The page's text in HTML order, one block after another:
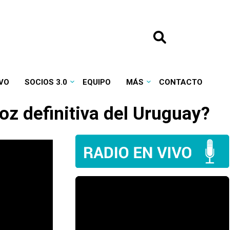
SOCIOS 3.0 EQUIPO MÁS CONTACTO
definitiva del Uruguay?